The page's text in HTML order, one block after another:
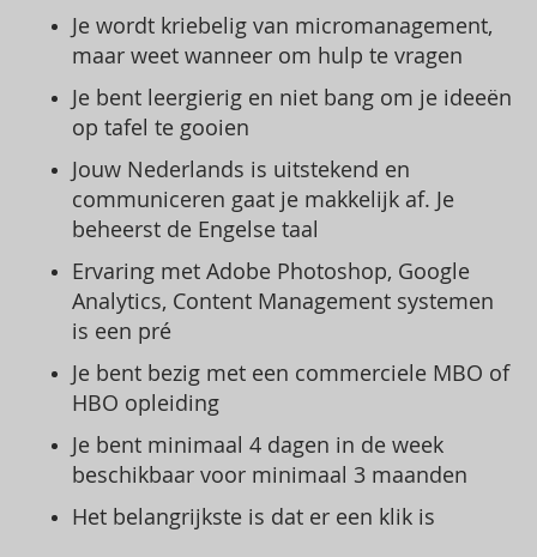
Je wordt kriebelig van micromanagement,
maar weet wanneer om hulp te vragen
Je bent leergierig en niet bang om je ideeën
op tafel te gooien
Jouw Nederlands is uitstekend en
communiceren gaat je makkelijk af. Je
beheerst de Engelse taal
Ervaring met Adobe Photoshop, Google
Analytics, Content Management systemen
is een pré
Je bent bezig met een commerciele MBO of
HBO opleiding
Je bent minimaal 4 dagen in de week
beschikbaar voor minimaal 3 maanden
Het belangrijkste is dat er een klik is